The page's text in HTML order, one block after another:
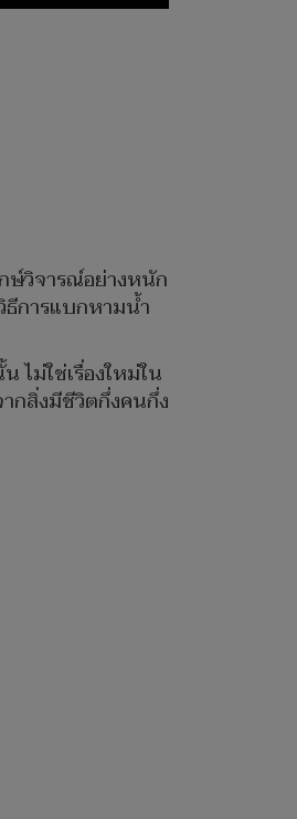
ษ์วิจารณ์อย่างหนัก
ธีการแบกหามน้ำ
ไม่ใช่เรื่องใหม่ใน
กสิ่งมีชีวิตกึ่งคนกึ่ง